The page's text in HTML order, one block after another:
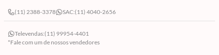
(11) 2388-3378 SAC:(11) 4040-2656
Televendas:(11) 99954-4401
*Fale com um de nossos vendedores